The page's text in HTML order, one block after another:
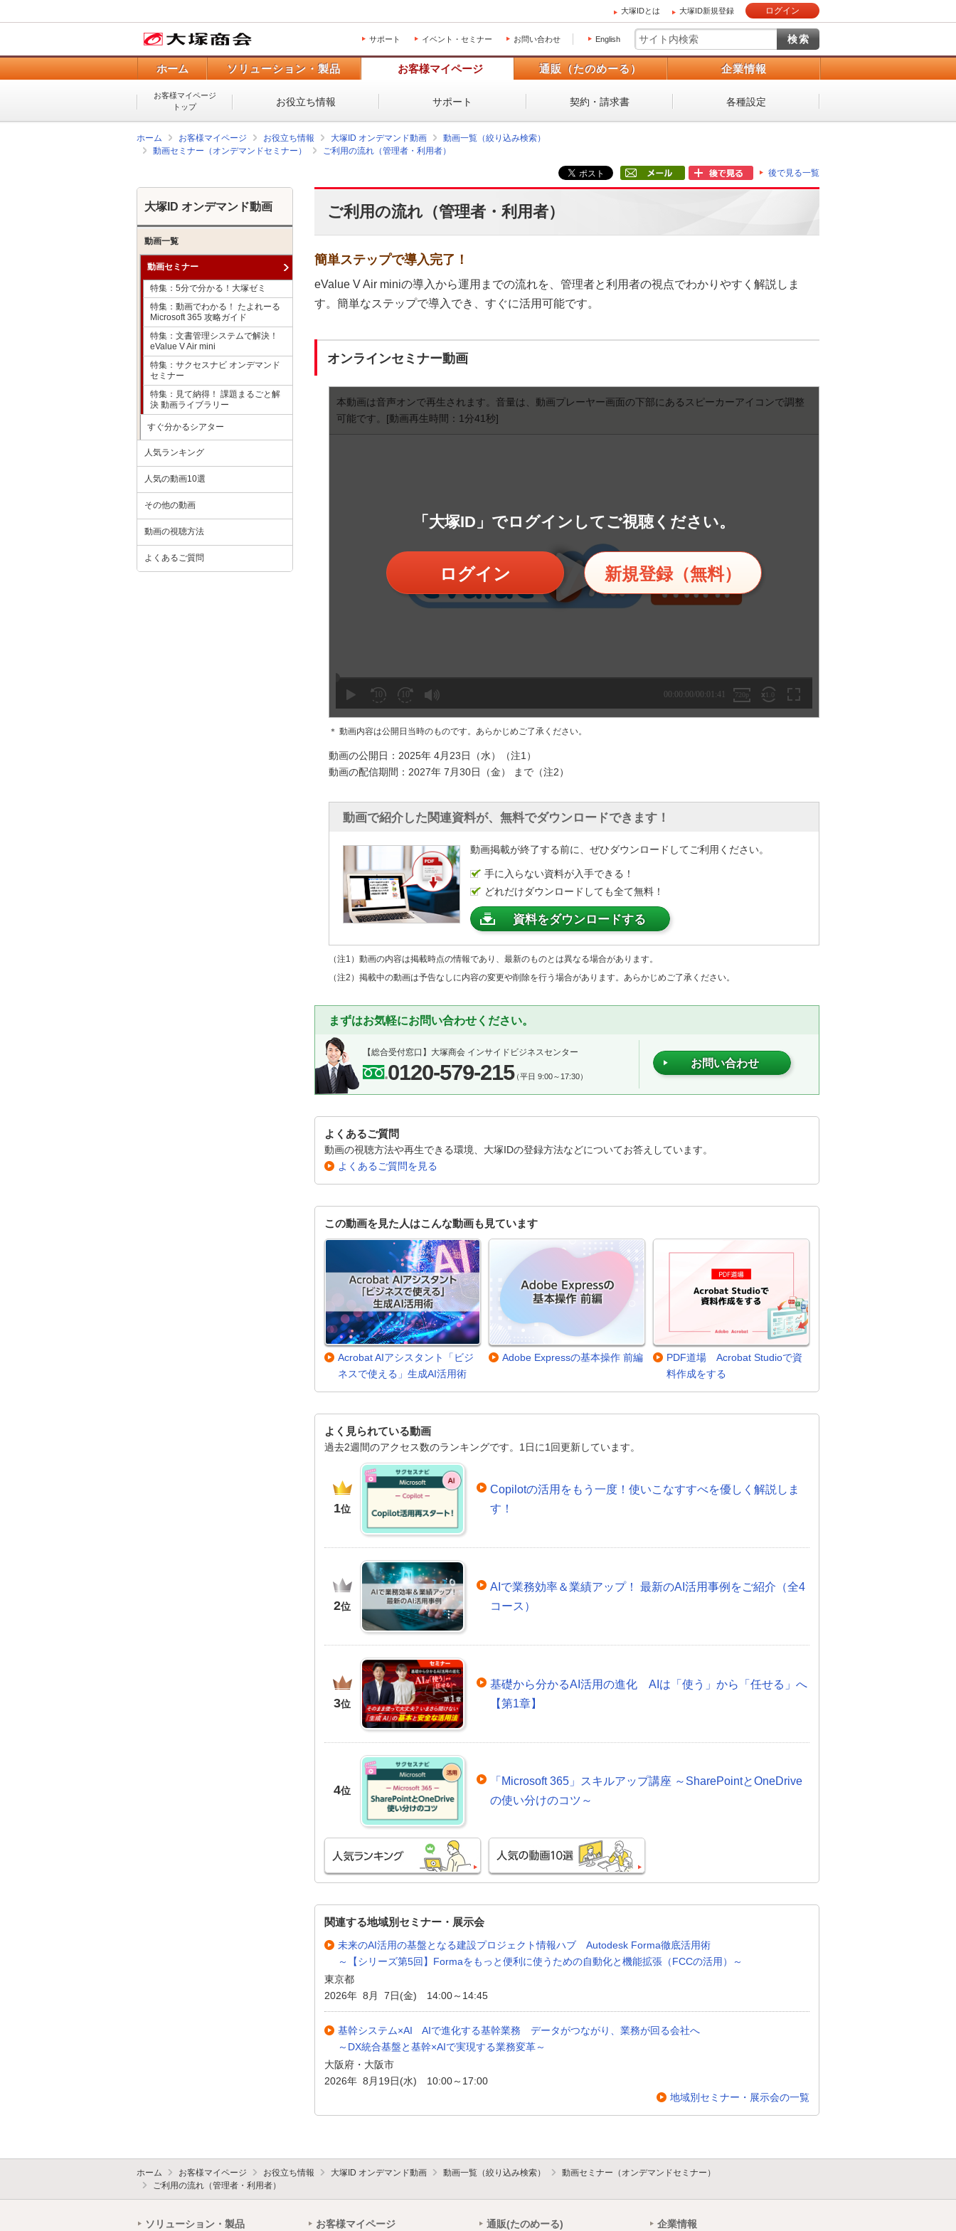
大塚IDとは 大塚ID新規登録 ログイン
サポート イベント・セミナー お問い合わせ English
ホーム ソリューション・製品 お客様マイページ 通販（たのめーる） 企業情報
お客様マイページ
トップ
お役立ち情報 サポート 契約・請求書 各種設定
ホーム お客様マイページ お役立ち情報 大塚ID オンデマンド動画
動画一覧（絞り込み検索）
動画セミナー（オンデマンドセミナー）
ご利用の流れ（管理者・利用者）
後で見る一覧
ご利用の流れ（管理者・利用者）
簡単ステップで導入完了！
eValue V Air miniの導入から運用までの流れを、管理者と利用者の視点でわかりやすく解説しま
す。簡単なステップで導入でき、すぐに活用可能です。
オンラインセミナー動画
本動画は音声オンで再生されます。音量は、動画プレーヤー画面の下部にあるスピーカーアイコンで調整
可能です。 [動画再生時間：1分41秒]
「大塚ID」でログインしてご視聴ください。
ログイン 新規登録（無料）
＊ 動画内容は公開日当時のものです。あらかじめご了承ください。
動画の公開日：2025年 4月23日（水）（注1）
動画の配信期間：2027年 7月30日（金） まで（注2）
動画で紹介した関連資料が、無料でダウンロードできます！
動画掲載が終了する前に、ぜひダウンロードしてご利用ください。
手に入らない資料が入手できる！
どれだけダウンロードしても全て無料！
資料をダウンロードする
（注1）動画の内容は掲載時点の情報であり、最新のものとは異なる場合があります。
（注2）掲載中の動画は予告なしに内容の変更や削除を行う場合があります。あらかじめご了承ください。
まずはお気軽にお問い合わせください。
【総合受付窓口】 大塚商会 インサイドビジネスセンター
0120-579-215（平日 9:00～17:30）
お問い合わせ
よくあるご質問
動画の視聴方法や再生できる環境、大塚IDの登録方法などについてお答えしています。
よくあるご質問を見る
この動画を見た人はこんな動画も見ています
Acrobat AIアシスタント「ビジ
ネスで使える」生成AI活用術
Adobe Expressの基本操作 前編
PDF道場 Acrobat Studioで資
料作成をする
よく見られている動画
過去2週間のアクセス数のランキングです。1日に1回更新しています。
1位
Copilotの活用をもう一度！使いこなすすべを優しく解説しま
す！
2位
AIで業務効率＆業績アップ！ 最新のAI活用事例をご紹介（全4
コース）
3位
基礎から分かるAI活用の進化 AIは「使う」から「任せる」へ
【第1章】
4位
「Microsoft 365」スキルアップ講座 ～SharePointとOneDrive
の使い分けのコツ～
関連する地域別セミナー・展示会
未来のAI活用の基盤となる建設プロジェクト情報ハブ Autodesk Forma徹底活用術
～【シリーズ第5回】Formaをもっと便利に使うための自動化と機能拡張（FCCの活用）～
東京都
2026年 8月 7日(金) 14:00～14:45
基幹システム×AI AIで進化する基幹業務 データがつながり、業務が回る会社へ
～DX統合基盤と基幹×AIで実現する業務変革～
大阪府・大阪市
2026年 8月19日(水) 10:00～17:00
地域別セミナー・展示会の一覧
大塚ID オンデマンド動画
動画一覧
動画セミナー
特集：5分で分かる！大塚ゼミ
特集：動画でわかる！ たよれーる
Microsoft 365 攻略ガイド
特集：文書管理システムで解決！
eValue V Air mini
特集：サクセスナビ オンデマンド
セミナー
特集：見て納得！ 課題まるごと解
決 動画ライブラリー
すぐ分かるシアター
人気ランキング
人気の動画10選
その他の動画
動画の視聴方法
よくあるご質問
ホーム お客様マイページ お役立ち情報 大塚ID オンデマンド動画 動画一覧（絞り込み検索）
動画セミナー（オンデマンドセミナー）
ご利用の流れ（管理者・利用者）
ソリューション・製品 お客様マイページ 通販(たのめーる) 企業情報